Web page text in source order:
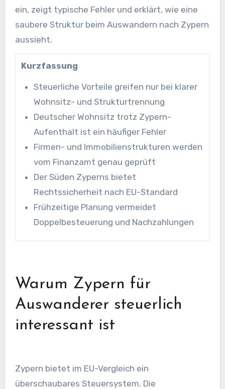
ein, zeigt typische Fehler und erklärt, wie eine
saubere Struktur beim Auswandern nach Zypern
aussieht.
Kurzfassung
Steuerliche Vorteile greifen nur bei klarer
Wohnsitz- und Strukturtrennung
Deutscher Wohnsitz trotz Zypern-
Aufenthalt ist ein häufiger Fehler
Firmen- und Immobilienstrukturen werden
vom Finanzamt genau geprüft
Der Süden Zyperns bietet
Rechtssicherheit nach EU-Standard
Frühzeitige Planung vermeidet
Doppelbesteuerung und Nachzahlungen
Warum Zypern für
Auswanderer steuerlich
interessant ist
Zypern bietet im EU-Vergleich ein
überschaubares Steuersystem. Die